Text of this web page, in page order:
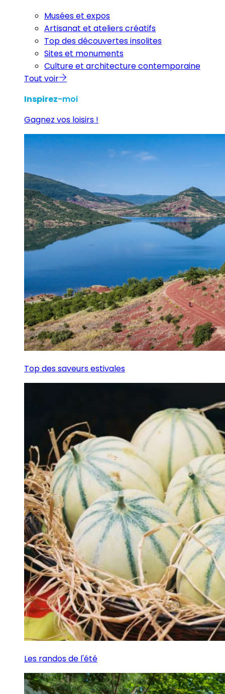
Musées et expos
Artisanat et ateliers créatifs
Top des découvertes insolites
Sites et monuments
Culture et architecture contemporaine
Tout voir
Inspirez-moi
Gagnez vos loisirs !
Top des saveurs estivales
Les randos de l'été